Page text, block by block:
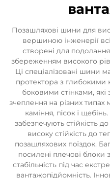
Позашляхові шини для
вершиною інженерії
створені для
збереженням високого
Ці спеціалізовані шини
протектора з
боковими стінками,
зчеплення на різних типах
каміння, пісок і
забезпечують стійкість
високу стійкість до
позашляхових поїздок.
посилені плечові блоки
стабільність під час
вантажопідйомність.